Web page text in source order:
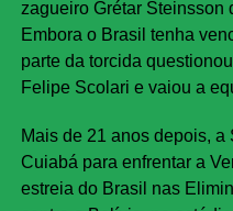
zagueiro Grétar Steinsson
Embora o Brasil tenha
parte da torcida
Felipe Scolari e vaiou a
Mais de 21 anos depois,
Cuiabá para enfrentar a
estreia do Brasil nas